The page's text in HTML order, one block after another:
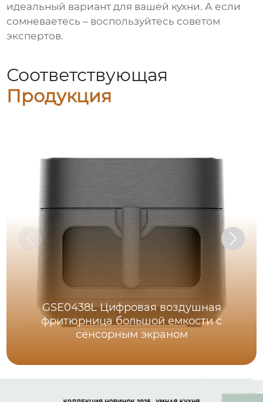
идеальный вариант для вашей кухни. А если
сомневаетесь – воспользуйтесь советом
экспертов.
Соответствующая
Продукция
GSE0438L Цифровая воздушная
фритюрница большой емкости с
сенсорным экраном